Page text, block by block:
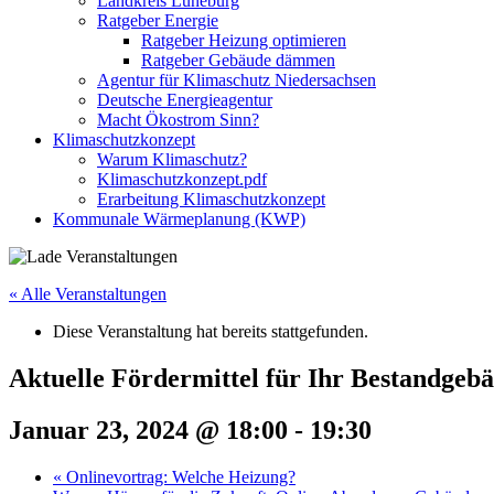
Ratgeber Energie
Ratgeber Heizung optimieren
Ratgeber Gebäude dämmen
Agentur für Klimaschutz Niedersachsen
Deutsche Energieagentur
Macht Ökostrom Sinn?
Klimaschutzkonzept
Warum Klimaschutz?
Klimaschutzkonzept.pdf
Erarbeitung Klimaschutzkonzept
Kommunale Wärmeplanung (KWP)
« Alle Veranstaltungen
Diese Veranstaltung hat bereits stattgefunden.
Aktuelle Fördermittel für Ihr
Januar 23, 2024 @ 18:00 - 19:30
« Onlinevortrag: Welche Heizung?